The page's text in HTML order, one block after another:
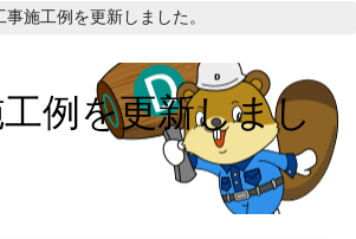
施工例を更新しました。
例を更新しまし